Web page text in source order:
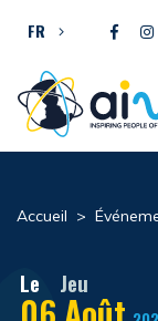
FR
Accueil >
Le Jeu